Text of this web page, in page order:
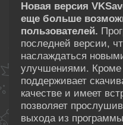
Новая версия
еще больше
пользователей.
последней версии,
наслаждаться
улучшениями. Кроме
поддерживает
качестве и имеет
позволяет
выхода из